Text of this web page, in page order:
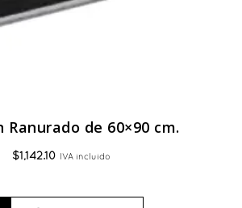
Ranurado de 60×90 cm.
$1,142.10 IVA incluido